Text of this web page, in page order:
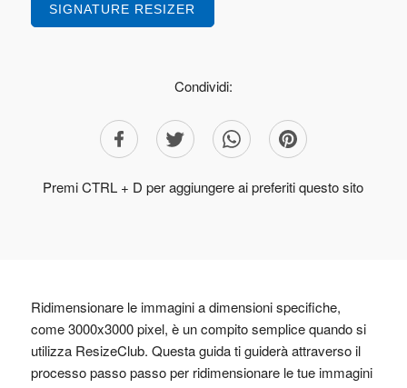
SIGNATURE RESIZER
Condividi:
Premi CTRL + D per aggiungere ai preferiti questo sito
Ridimensionare le immagini a dimensioni specifiche,
come 3000x3000 pixel, è un compito semplice quando si
utilizza ResizeClub. Questa guida ti guiderà attraverso il
processo passo passo per ridimensionare le tue immagini